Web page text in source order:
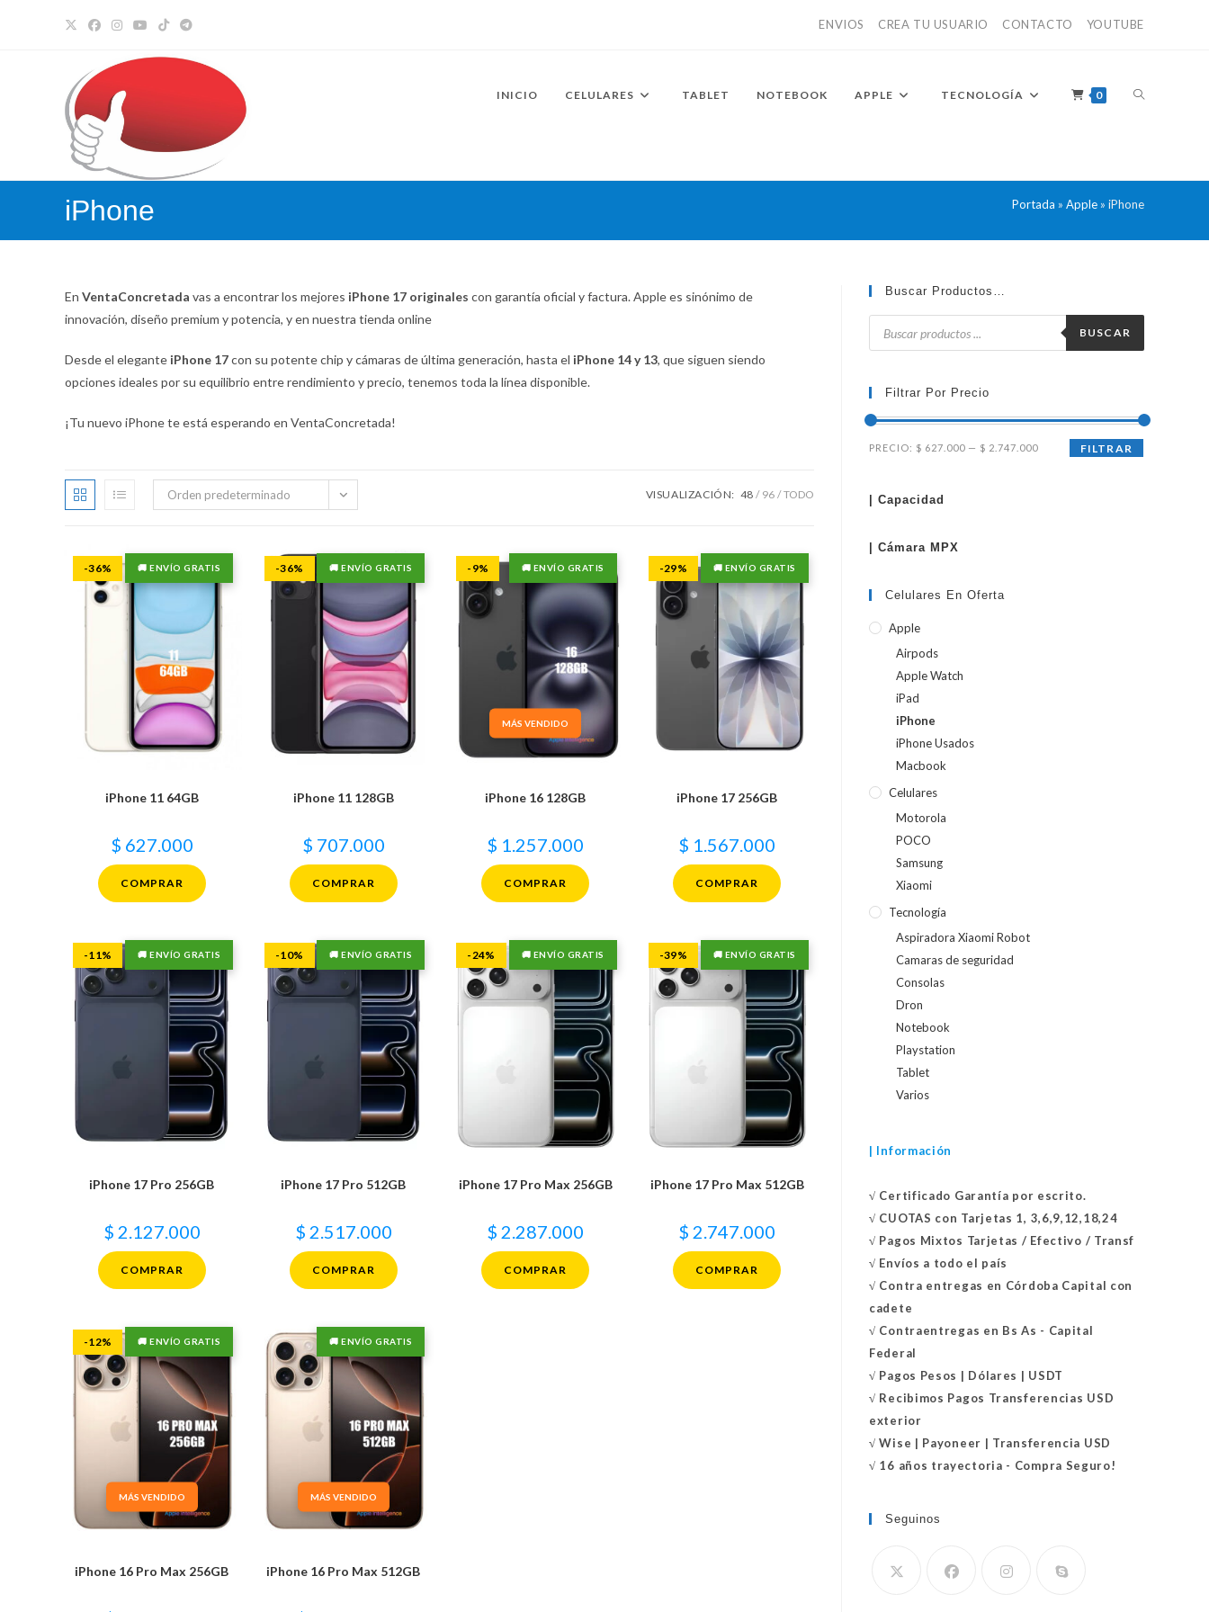
ENVIOS CREA TU USUARIO CONTACTO YOUTUBE
INICIO CELULARES TABLET NOTEBOOK APPLE TECNOLOGÍA 0 ALTERNAR
BÚSQUEDA
WEB
iPhone Portada » Apple » iPhone
En VentaConcretada vas a encontrar los mejores iPhone 17 originales con garantía oficial y factura. Apple es sinónimo de
innovación, diseño premium y potencia, y en nuestra tienda online
Desde el elegante iPhone 17con su potente chip y cámaras de última generación, hasta el iPhone 14 y 13, que siguen siendo
opciones ideales por su equilibrio entre rendimiento y precio, tenemos toda la línea disponible.
¡Tu nuevo iPhone te está esperando en VentaConcretada!
Orden predeterminado VISUALIZACIÓN: 48 96 TODO
🚚 ENVÍO GRATIS
-36%
iPhone 11 64GB
$ 627.000
COMPRAR
🚚 ENVÍO GRATIS
-36%
iPhone 11 128GB
$ 707.000
COMPRAR
MÁS VENDIDO
🚚 ENVÍO GRATIS
-9%
iPhone 16 128GB
$ 1.257.000
COMPRAR
🚚 ENVÍO GRATIS
-29%
iPhone 17 256GB
$ 1.567.000
COMPRAR
🚚 ENVÍO GRATIS
-11%
iPhone 17 Pro 256GB
$ 2.127.000
COMPRAR
🚚 ENVÍO GRATIS
-10%
iPhone 17 Pro 512GB
$ 2.517.000
COMPRAR
🚚 ENVÍO GRATIS
-24%
iPhone 17 Pro Max 256GB
$ 2.287.000
COMPRAR
🚚 ENVÍO GRATIS
-39%
iPhone 17 Pro Max 512GB
$ 2.747.000
COMPRAR
MÁS VENDIDO
🚚 ENVÍO GRATIS
-12%
iPhone 16 Pro Max 256GB
MÁS VENDIDO
🚚 ENVÍO GRATIS
iPhone 16 Pro Max 512GB
Buscar Productos…
Búsqueda
productos
BUSCAR
Filtrar Por Precio
Precio
Precio
FILTRAR
PRECIO: $ 627.000 — $ 2.747.000
| Capacidad
| Cámara MPX
Celulares En Oferta
Apple
Airpods
Apple Watch
iPad
iPhone
iPhone Usados
Macbook
Celulares
Motorola
POCO
Samsung
Xiaomi
Tecnología
Aspiradora Xiaomi Robot
Camaras de seguridad
Consolas
Dron
Notebook
Playstation
Tablet
Varios
| Información
√ Certificado Garantía por escrito.
√ CUOTAS con Tarjetas 1, 3,6,9,12,18,24
√ Pagos Mixtos Tarjetas / Efectivo / Transf
√ Envíos a todo el país
√ Contra entregas en Córdoba Capital con
cadete
√ Contraentregas en Bs As - Capital
Federal
√ Pagos Pesos | Dólares | USDT
√ Recibimos Pagos Transferencias USD
exterior
√ Wise | Payoneer | Transferencia USD
√ 16 años trayectoria - Compra Seguro!
Seguinos